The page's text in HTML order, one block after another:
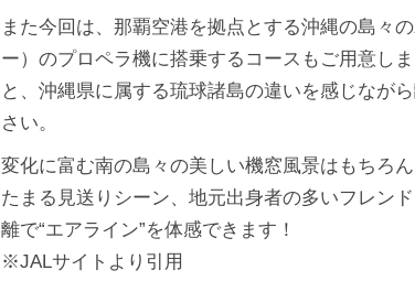
また今回は、那覇空港を拠点とする沖縄の島々
ー）のプロペラ機に搭乗するコースもご用意し
と、沖縄県に属する琉球諸島の違いを感じなが
さい。
変化に富む南の島々の美しい機窓風景はもちろ
たまる見送りシーン、地元出身者の多いフレン
離で“エアライン”を体感できます！
※JALサイトより引用